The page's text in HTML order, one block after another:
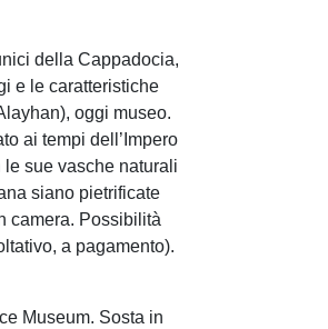
della Cappadocia,
e le caratteristiche
oggi museo.
ai tempi dell’Impero
sue vasche naturali
siano pietrificate
camera. Possibilità
a pagamento).
Museum. Sosta in